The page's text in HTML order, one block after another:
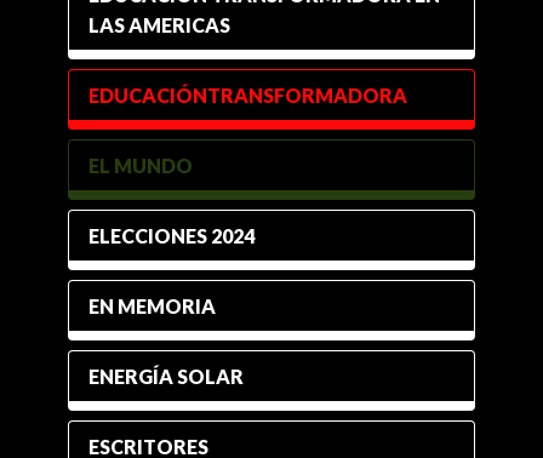
LAS AMERICAS
EDUCACIÓNTRANSFORMADORA
EL MUNDO
ELECCIONES 2024
EN MEMORIA
ENERGÍA SOLAR
ESCRITORES